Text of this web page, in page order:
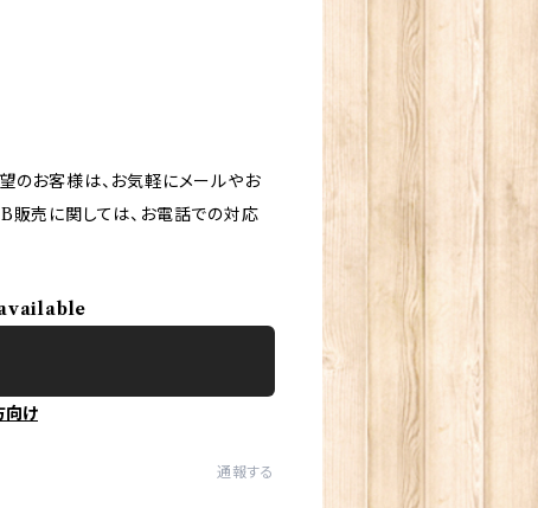
のお客様は、お気軽にメールやお
販売に関しては、お電話での対応
向け
通報する